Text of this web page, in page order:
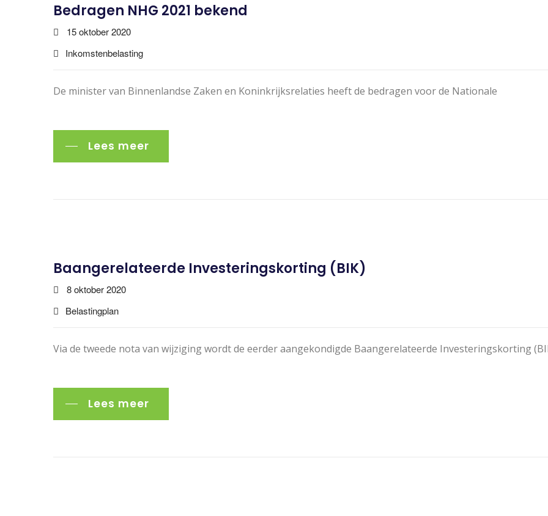
Bedragen NHG 2021 bekend
15 oktober 2020
Inkomstenbelasting
De minister van Binnenlandse Zaken en Koninkrijksrelaties heeft de bedragen voor de Nationale
Lees meer
Baangerelateerde Investeringskorting (BIK)
8 oktober 2020
Belastingplan
Via de tweede nota van wijziging wordt de eerder aangekondigde Baangerelateerde Investeringskorting
Lees meer